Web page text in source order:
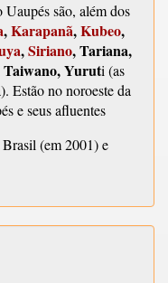
são, além dos
,Karapanã,Kubeo,
,Siriano, Tariana,
Taiwano, Yuruti (as
Estão no noroeste da
e seus afluentes
(em 2001) e